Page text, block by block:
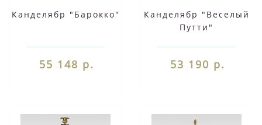
Канделябр "Барокко"
55 148 р.
Канделябр "Веселый
Путти"
53 190 р.